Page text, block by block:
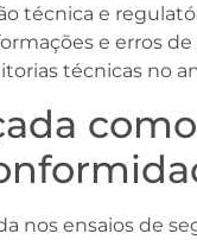
técnica e
e erros
técnicas no
nos ensaios de